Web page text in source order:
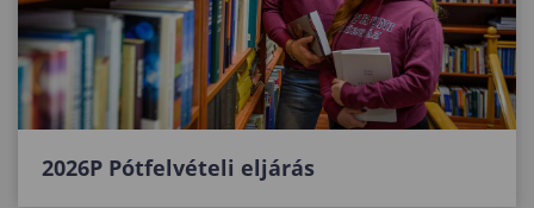
2026P Pótfelvételi eljárás